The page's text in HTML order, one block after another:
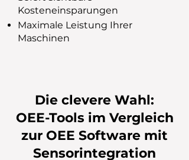
Kosteneinsparungen
Maximale Leistung Ihrer
Maschinen
Die clevere Wahl:
OEE-Tools im Vergleich
zur OEE Software mit
Sensorintegration